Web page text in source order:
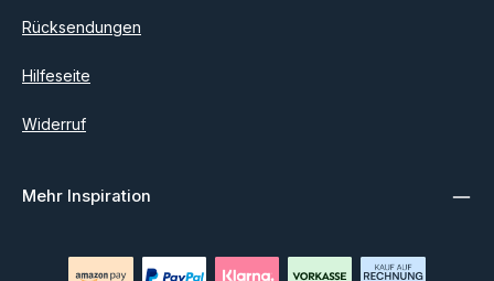
Rücksendungen
Hilfeseite
Widerruf
Mehr Inspiration